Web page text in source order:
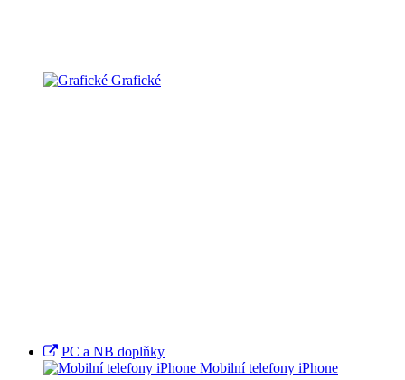
Grafické
PC a NB doplňky
Mobilní telefony iPhone